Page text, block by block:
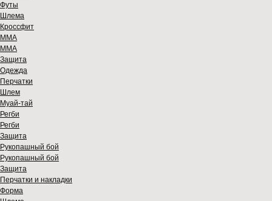
Футы
Шлема
Кроссфит
ММА
ММА
Защита
Одежда
Перчатки
Шлем
Муай-тай
Регби
Регби
Защита
Рукопашный бой
Рукопашный бой
Защита
Перчатки и накладки
Форма